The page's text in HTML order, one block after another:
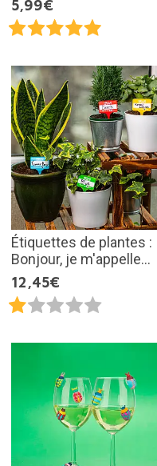
5,99€
Étiquettes de plantes :
Bonjour, je m'appelle...
12,45€